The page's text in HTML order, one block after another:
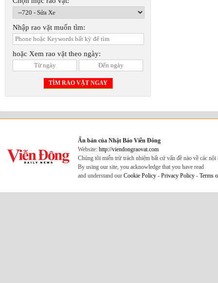
Chọn mục rao vặt:
Nhập rao vặt muốn tìm:
hoặc Xem rao vặt theo ngày:
Ấn bản của Nhật Báo Viễn Đông
Website: http://viendongraovat.com
Chúng tôi miễn trừ trách nhiệm bất cứ vấn đề nào về các
By using our site, you acknowledge that you have read
and understand our Cookie Policy Privacy Policy Terms